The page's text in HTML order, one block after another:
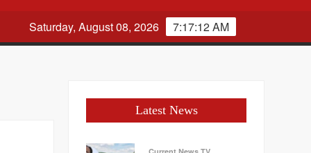
7:17:13 AM
Saturday, August 08, 2026
Latest News